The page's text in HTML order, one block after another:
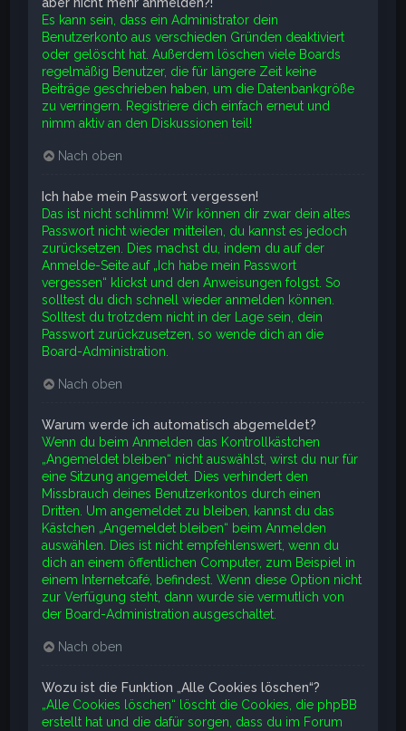
Es kann sein, dass ein Administrator dein
Benutzerkonto aus verschieden Gründen deaktiviert
oder gelöscht hat. Außerdem löschen viele Boards
regelmäßig Benutzer, die für längere Zeit keine
Beiträge geschrieben haben, um die Datenbankgröße
zu verringern. Registriere dich einfach erneut und
nimm aktiv an den Diskussionen teil!
Nach oben
Ich habe mein Passwort vergessen!
Das ist nicht schlimm! Wir können dir zwar dein altes
Passwort nicht wieder mitteilen, du kannst es jedoch
zurücksetzen. Dies machst du, indem du auf der
Anmelde-Seite auf „Ich habe mein Passwort
vergessen“ klickst und den Anweisungen folgst. So
solltest du dich schnell wieder anmelden können.
Solltest du trotzdem nicht in der Lage sein, dein
Passwort zurückzusetzen, so wende dich an die
Board-Administration.
Nach oben
Warum werde ich automatisch abgemeldet?
Wenn du beim Anmelden das Kontrollkästchen
„Angemeldet bleiben“ nicht auswählst, wirst du nur für
eine Sitzung angemeldet. Dies verhindert den
Missbrauch deines Benutzerkontos durch einen
Dritten. Um angemeldet zu bleiben, kannst du das
Kästchen „Angemeldet bleiben“ beim Anmelden
auswählen. Dies ist nicht empfehlenswert, wenn du
dich an einem öffentlichen Computer, zum Beispiel in
einem Internetcafé, befindest. Wenn diese Option nicht
zur Verfügung steht, dann wurde sie vermutlich von
der Board-Administration ausgeschaltet.
Nach oben
Wozu ist die Funktion „Alle Cookies löschen“?
„Alle Cookies löschen“ löscht die Cookies, die phpBB
erstellt hat und die dafür sorgen, dass du im Forum